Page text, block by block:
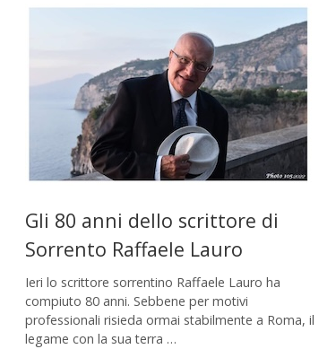
Gli 80 anni dello scrittore di
Sorrento Raffaele Lauro
Ieri lo scrittore sorrentino Raffaele Lauro ha
compiuto 80 anni. Sebbene per motivi
professionali risieda ormai stabilmente a Roma, il
legame con la sua terra …